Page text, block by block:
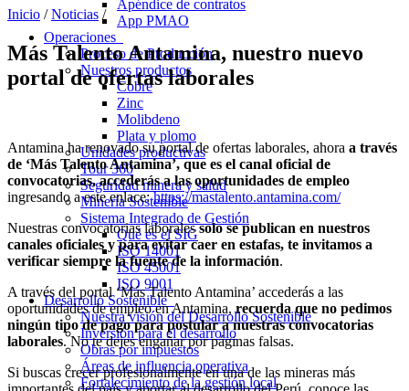
Apéndice de contratos
App PMAO
Operaciones
Proceso de Producción
Nuestros productos
Cobre
Zinc
Molibdeno
Plata y plomo
Unidades productivas
Tour 360
Seguridad minera y salud
Minería Sostenible
Sistema Integrado de Gestión
Qué es el SIG
ISO 14001
ISO 45001
ISO 9001
Desarrollo Sostenible
Nuestra visión del Desarrollo Sostenible
Inversión para el desarrollo
Obras por impuestos
Áreas de influencia operativa
Fortalecimiento de la gestión local
Inicio /Noticias /
Más Talento Antamina, nuestro nuevo
portal de ofertas laborales
Antamina ha renovado su portal de ofertas laborales, ahora a través
de ‘Más Talento Antamina’, que es el canal oficial de
convocatorias, accederás a las oportunidades de empleo
ingresando a este enlace:https://mastalento.antamina.com/
Nuestras convocatorias laboralessolo se publican en nuestros
canales oficiales y para evitar caer en estafas, te invitamos a
verificar siempre la fuente de la información.
A través del portal ‘Más Talento Antamina’ accederás a las
oportunidades de empleo en Antamina,recuerda que no pedimos
ningún tipo de pago para postular a nuestras convocatorias
laborales. No te dejes engañar por páginas falsas.
Si buscas crecer profesionalmente en una de las mineras más